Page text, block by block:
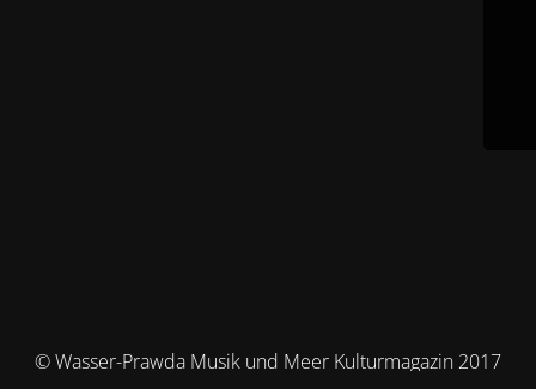
© Wasser-Prawda Musik und Meer Kulturmagazin 2017